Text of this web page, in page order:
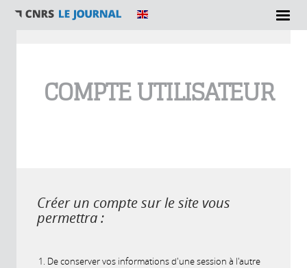
COMPTE UTILISATEUR
Créer un compte sur le site vous
permettra :
De conserver vos informations d'une session à l'autre